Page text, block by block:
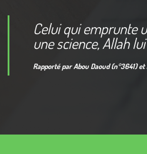
Celui qui emprunte
une science, Allah
Rapporté par Abou Daoud (n°3641)